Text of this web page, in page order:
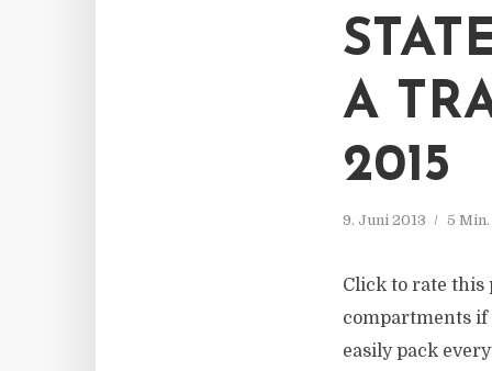
A
2015
9. Juni 2013 5
Click to rate this
compartments if
easily pack